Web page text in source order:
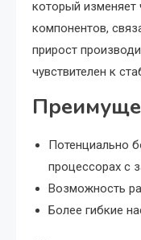
который изменяет
компонентов,
прирост
чувствителен к
Потенциально
процессорах с
Возможность
Более гибкие